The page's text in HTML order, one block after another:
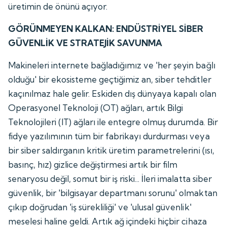
üretimin de önünü açıyor.
GÖRÜNMEYEN KALKAN: ENDÜSTRİYEL SİBER
GÜVENLİK VE STRATEJİK SAVUNMA
Makineleri internete bağladığımız ve 'her şeyin bağlı
olduğu' bir ekosisteme geçtiğimiz an, siber tehditler
kaçınılmaz hale gelir. Eskiden dış dünyaya kapalı olan
Operasyonel Teknoloji (OT) ağları, artık Bilgi
Teknolojileri (IT) ağları ile entegre olmuş durumda. Bir
fidye yazılımının tüm bir fabrikayı durdurması veya
bir siber saldırganın kritik üretim parametrelerini (ısı,
basınç, hız) gizlice değiştirmesi artık bir film
senaryosu değil, somut bir iş riski... İleri imalatta siber
güvenlik, bir 'bilgisayar departmanı sorunu' olmaktan
çıkıp doğrudan 'iş sürekliliği' ve 'ulusal güvenlik'
meselesi haline geldi. Artık ağ içindeki hiçbir cihaza